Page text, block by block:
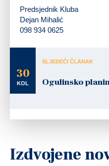
Predsjednik Kluba
Dejan Mihalić
098 934 0625
30
KOL
SLJEDEĆI ČLANAK
Ogulinsko
Izdvojene